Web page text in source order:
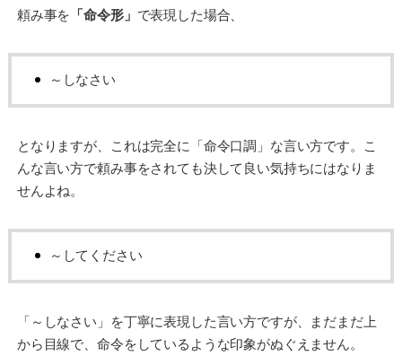
頼み事を 「命令形」 で表現した場合、
～しなさい
となりますが、これは完全に「命令口調」な言い方です。こ
んな言い方で頼み事をされても決して良い気持ちにはなりま
せんよね。
～してください
「～しなさい」を丁寧に表現した言い方ですが、まだまだ上
から目線で、命令をしているような印象がぬぐえません。